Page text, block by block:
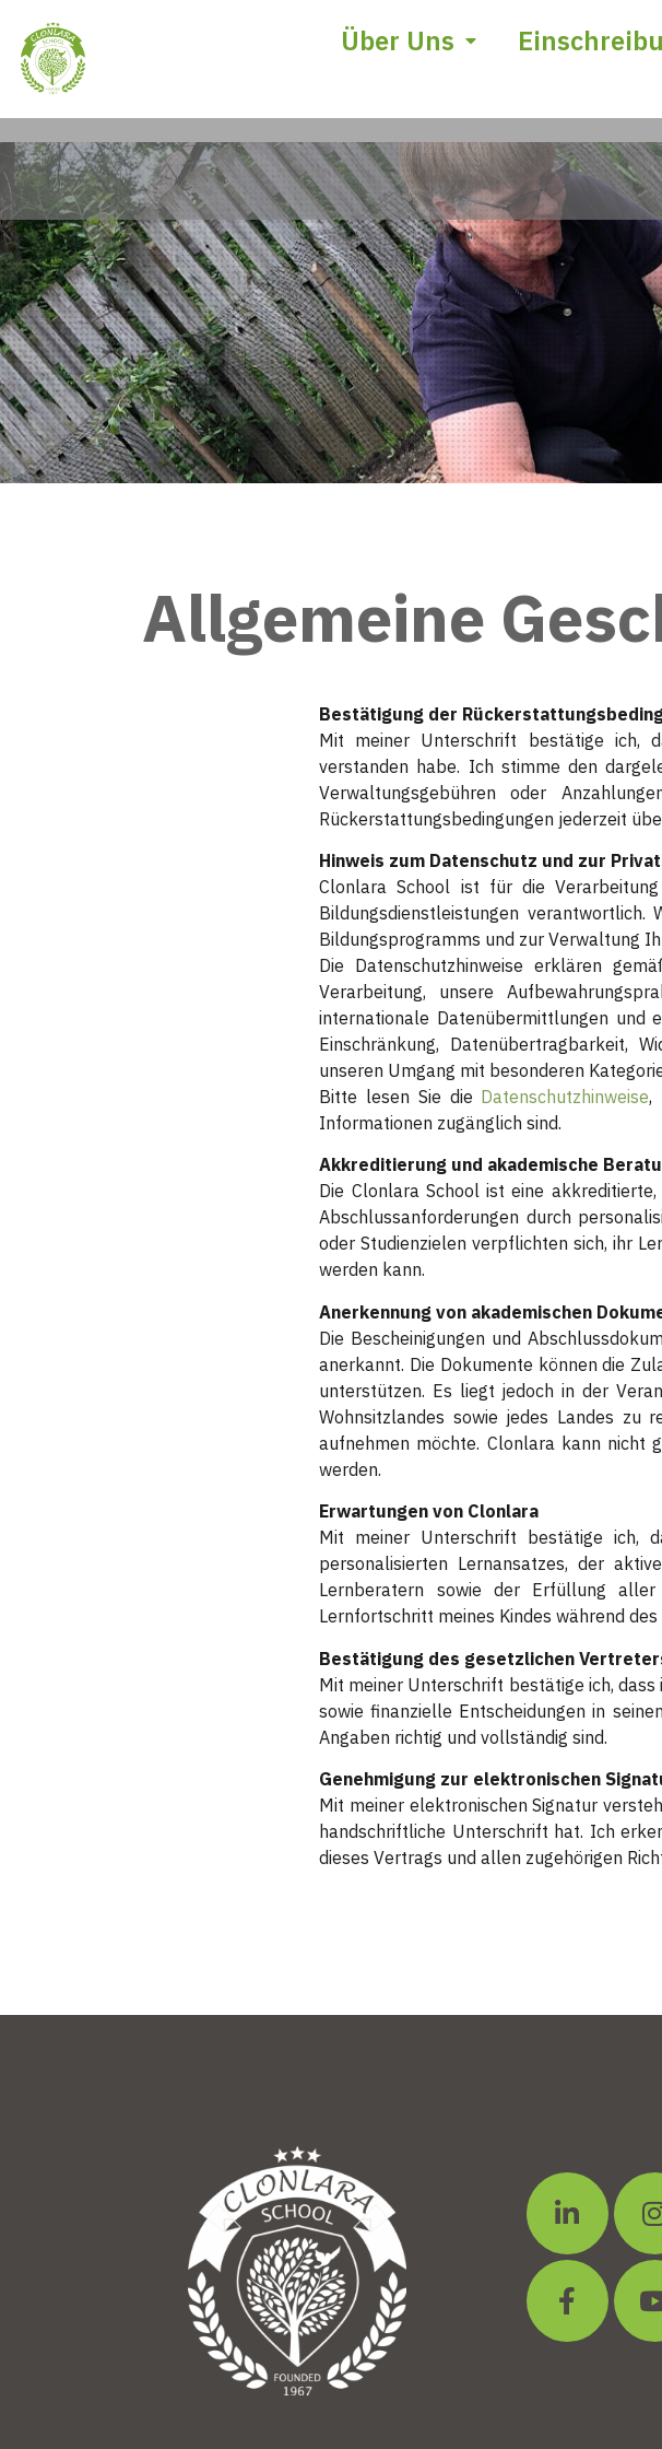
Über Uns
Allgemeine
Bestätigung der
Mit meiner Unterschrift bestätige ich,
verstanden habe. Ich stimme den
Verwaltungsgebühren oder
Rückerstattungsbedingungen jederzeit
Hinweis zum Datenschutz und zur
Clonlara School ist für die
Bildungsdienstleistungen
Bildungsprogramms und zur Verwaltung
Die Datenschutzhinweise erklären
Verarbeitung, unsere
internationale Datenübermittlungen und
Einschränkung, Datenübertragbarkeit,
unseren Umgang mit besonderen
Bitte lesen Sie die Datenschutzhinweise,
Informationen zugänglich sind.
Akkreditierung und akademische
Die Clonlara School ist eine
Abschlussanforderungen durch
oder Studienzielen verpflichten sich, ihr
werden kann.
Anerkennung von akademischen
Die Bescheinigungen und
anerkannt. Die Dokumente können die
unterstützen. Es liegt jedoch in der
Wohnsitzlandes sowie jedes Landes zu
aufnehmen möchte. Clonlara kann nicht
werden.
Erwartungen von Clonlara
Mit meiner Unterschrift bestätige ich,
personalisierten Lernansatzes, der
Lernberatern sowie der Erfüllung
Lernfortschritt meines Kindes während
Bestätigung des gesetzlichen
Mit meiner Unterschrift bestätige ich, dass
sowie finanzielle Entscheidungen in
Angaben richtig und vollständig sind.
Genehmigung zur elektronischen
Mit meiner elektronischen Signatur
handschriftliche Unterschrift hat. Ich
dieses Vertrags und allen zugehörigen